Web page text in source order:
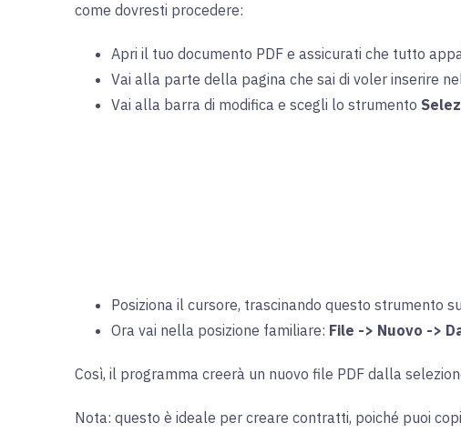
come dovresti procedere:
Apri il tuo documento PDF e assicurati che tutto
Vai alla parte della pagina che sai di voler inserire
Vai alla barra di modifica e scegli lo strumento
Posiziona il cursore, trascinando questo strumento
Ora vai nella posizione familiare: File -> Nuovo ->
Così, il programma creerà un nuovo file PDF dalla
Nota: questo è ideale per creare contratti, poiché puoi